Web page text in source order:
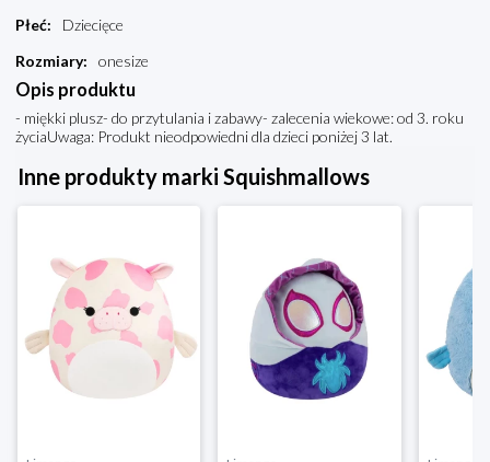
Płeć:
Dziecięce
Rozmiary: onesize
Opis produktu
- miękki plusz- do przytulania i zabawy- zalecenia wiekowe: od 3. roku
życiaUwaga: Produkt nieodpowiedni dla dzieci poniżej 3 lat.
Inne produkty marki Squishmallows